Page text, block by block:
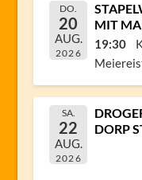
DO.
20
AUG.
2026
MIT
19:30
SA.
22
AUG.
2026
DORP